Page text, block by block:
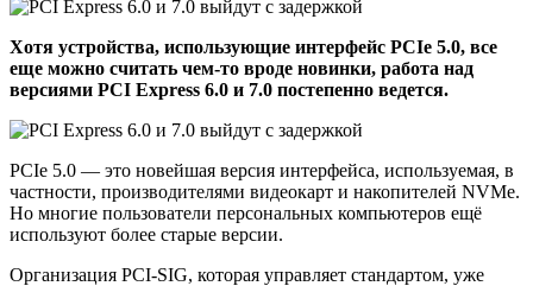
Хотя устройства, использующие интерфейс PCIe 5.0, все
еще можно считать чем-то вроде новинки, работа над
версиями PCI Express 6.0 и 7.0 постепенно ведется.
PCIe 5.0 — это новейшая версия интерфейса, используемая, в
частности, производителями видеокарт и накопителей NVMe.
Но многие пользователи персональных компьютеров ещё
используют более старые версии.
Организация PCI-SIG, которая управляет стандартом, уже